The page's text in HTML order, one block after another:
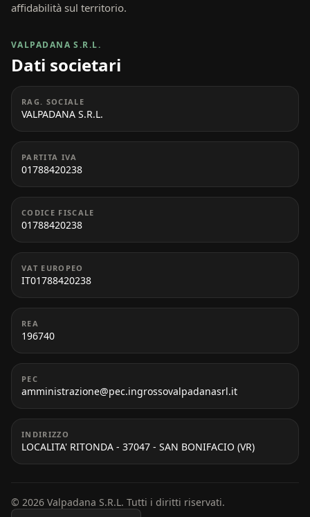
affidabilità sul territorio.
VALPADANA S.R.L.
Dati societari
RAG. SOCIALE
VALPADANA S.R.L.
PARTITA IVA
01788420238
CODICE FISCALE
01788420238
VAT EUROPEO
IT01788420238
REA
196740
PEC
amministrazione@pec.ingrossovalpadanasrl.it
INDIRIZZO
LOCALITA' RITONDA - 37047 - SAN BONIFACIO (VR)
© 2026 Valpadana S.R.L. Tutti i diritti riservati.